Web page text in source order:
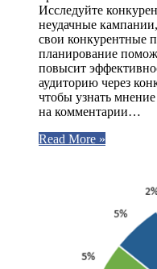
Исследуйте
неудачные
свои конкурентные
планирование
повысит
аудиторию через
чтобы узнать
на комментарии…
Read More »